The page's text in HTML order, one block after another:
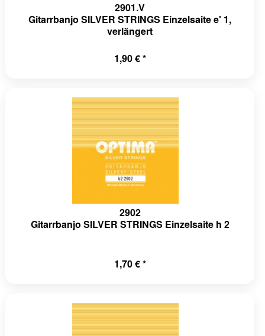
2901.V
Gitarrbanjo SILVER STRINGS Einzelsaite e' 1,
verlängert
1,90 € *
2902
Gitarrbanjo SILVER STRINGS Einzelsaite h 2
1,70 € *